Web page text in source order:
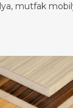
mutfak